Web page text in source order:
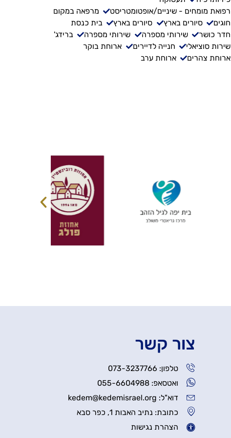
רפואת מומחים - שיניים/אופטומטריסט
מרפאה במקום
חוגים
סיורים בארץ סיורים בארץ
בית כנסת
חדר כושר
שירותי מספרה שירותי מספרה
ברידג'
שירות סוציאלי
חנייה לדיירים
ארוחת בוקר
ארוחת צהרים
ארוחת ערב
צור קשר
טלפון: 073-3237766
ואטסאפ: 055-6604988
דוא"ל: kedem@kedemisrael.org
כתובת: נתיב האבות 1, כפר סבא
הצהרת נגישות